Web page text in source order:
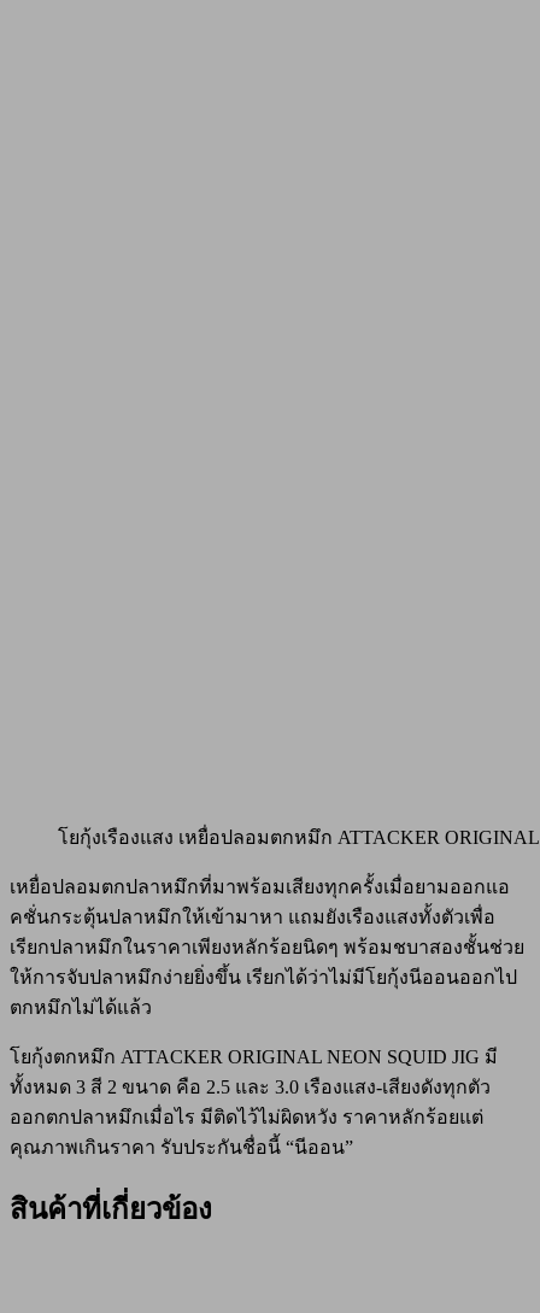
โยกุ้งเรืองแสง เหยื่อปลอมตกหมึก ATTACKER ORIGINAL
เหยื่อปลอมตกปลาหมึกที่มาพร้อมเสียงทุกครั้งเมื่อยามออกแอ
คชั่นกระตุ้นปลาหมึกให้เข้ามาหา แถมยังเรืองแสงทั้งตัวเพื่อ
เรียกปลาหมึกในราคาเพียงหลักร้อยนิดๆ พร้อมชบาสองชั้นช่วย
ให้การจับปลาหมึกง่ายยิ่งขึ้น เรียกได้ว่าไม่มีโยกุ้งนีออนออกไป
ตกหมึกไม่ได้แล้ว
โยกุ้งตกหมึก ATTACKER ORIGINAL NEON SQUID JIG มี
ทั้งหมด 3 สี 2 ขนาด คือ 2.5 และ 3.0 เรืองแสง-เสียงดังทุกตัว
ออกตกปลาหมึกเมื่อไร มีติดไว้ไม่ผิดหวัง ราคาหลักร้อยแต่
คุณภาพเกินราคา รับประกันชื่อนี้ “นีออน”
สินค้าที่เกี่ยวข้อง